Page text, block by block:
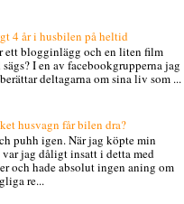
4 år i husbilen på heltid
ett blogginlägg och en liten film
I en av facebookgrupperna jag
deltagarna om sina liv som ...
husvagn får bilen dra?
puhh igen. När jag köpte min
var jag dåligt insatt i detta med
och hade absolut ingen aning om
re...